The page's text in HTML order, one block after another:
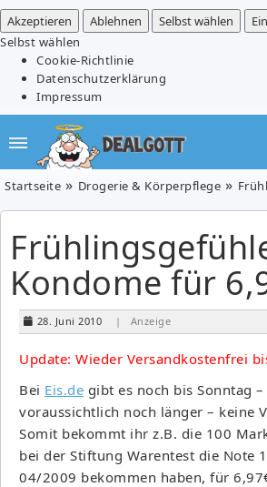
Akzeptieren
Ablehnen Selbst wählen
Selbst wählen
Cookie-Richtlinie
Datenschutzerklärung
Impressum
Startseite Drogerie & Körperpflege
Kondome für
28. Juni 2010 | Anzeige
Update: Wieder Versandkostenfrei
Bei Eis.de gibt es noch bis Sonntag
voraussichtlich noch länger – keine
Somit bekommt ihr z.B. die 100
bei der Stiftung Warentest die Note
04/2009 bekommen haben, für